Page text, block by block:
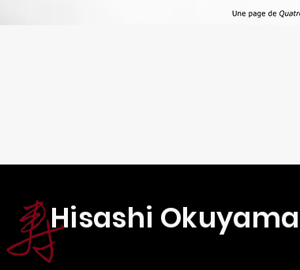
Hisashi Okuyama